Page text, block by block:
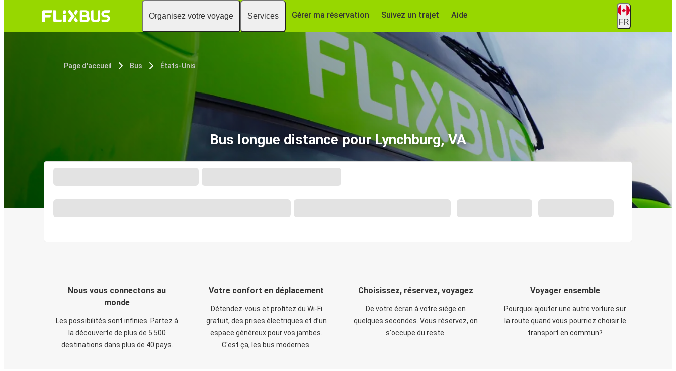
Organisez votre voyage Services Gérer ma réservation Suivez un trajet Aide
FR
Page d'accueil Bus États-Unis
Bus longue distance pour Lynchburg, VA
Nous vous connectons au
monde
Les possibilités sont infinies. Partez à
la découverte de plus de 5 500
destinations dans plus de 40 pays.
Votre confort en déplacement
Détendez-vous et profitez du Wi-Fi
gratuit, des prises électriques et d’un
espace généreux pour vos jambes.
C'est ça, les bus modernes.
Choisissez, réservez, voyagez
De votre écran à votre siège en
quelques secondes. Vous réservez, on
s'occupe du reste.
Voyager ensemble
Pourquoi ajouter une autre voiture sur
la route quand vous pourriez choisir le
transport en commun?